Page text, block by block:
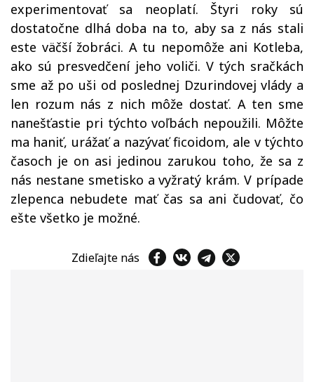
experimentovať sa neoplatí. Štyri roky sú
dostatočne dlhá doba na to, aby sa z nás stali
este väčší žobráci. A tu nepomôže ani Kotleba,
ako sú presvedčení jeho voliči. V tých sračkách
sme až po uši od poslednej Dzurindovej vlády a
len rozum nás z nich môže dostať. A ten sme
nanešťastie pri týchto voľbách nepoužili. Môžte
ma haniť, urážať a nazývať ficoidom, ale v týchto
časoch je on asi jedinou zarukou toho, že sa z
nás nestane smetisko a vyžratý krám. V prípade
zlepenca nebudete mať čas sa ani čudovať, čo
ešte všetko je možné.
Zdieľajte nás